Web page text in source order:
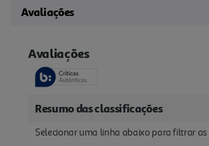
Avaliações